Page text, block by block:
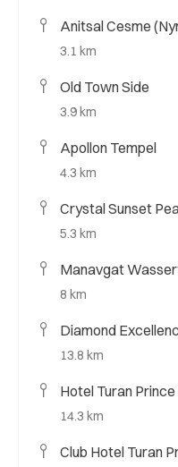
Anitsal Cesme
3.1 km
Old Town Side
3.9 km
Apollon Tempel
4.3 km
Crystal Sunset
5.3 km
Manavgat
8 km
Diamond
13.8 km
Hotel Turan Prince
14.3 km
Club Hotel Turan